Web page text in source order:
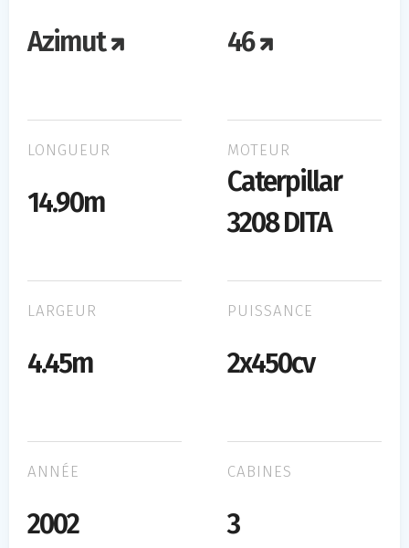
Azimut 46
LONGUEUR
14.90m
MOTEUR
Caterpillar
3208 DITA
LARGEUR
4.45m
PUISSANCE
2x450cv
ANNÉE
2002
CABINES
3